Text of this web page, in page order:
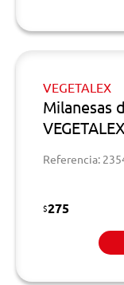
VEGETALEX
Milanesas
Referencia:
$275